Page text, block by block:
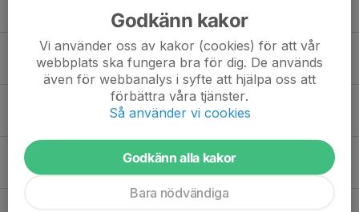
28 jun, 16:01 0
Cykelnimgo 17 juni
22 jun, 11:56 0
Cykelbingo 10 juni
14 jun, 23:26 0
OL-alliansen 16 juni
Godkänn kakor
Vi använder oss av kakor (cookies) för att vår
webbplats ska fungera bra för dig. De används
även för webbanalys i syfte att hjälpa oss att
förbättra våra tjänster.
Så använder vi cookies
Godkänn alla kakor
Bara nödvändiga